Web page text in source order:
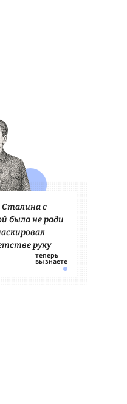
с
была не ради
руку